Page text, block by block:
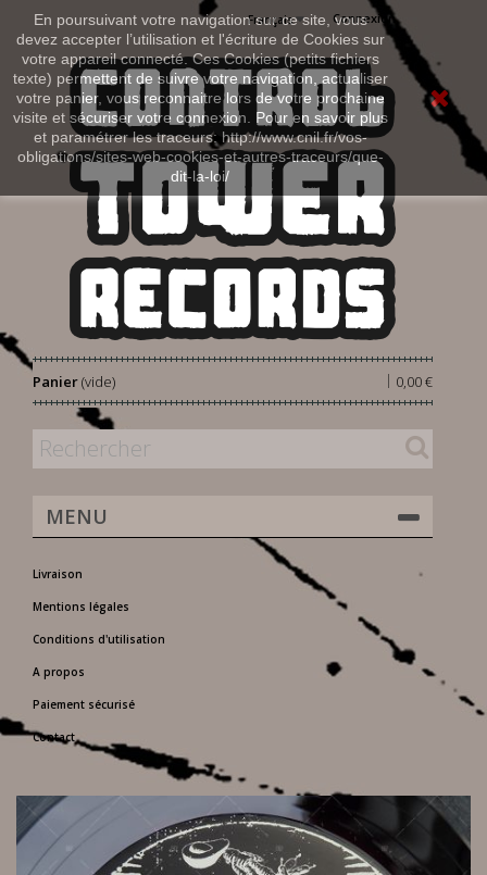
En poursuivant votre navigation sur ce site, vous
devez accepter l’utilisation et l'écriture de Cookies sur
votre appareil connecté. Ces Cookies (petits fichiers
texte) permettent de suivre votre navigation, actualiser
votre panier, vous reconnaitre lors de votre prochaine
visite et sécuriser votre connexion. Pour en savoir plus
et paramétrer les traceurs: http://www.cnil.fr/vos-
obligations/sites-web-cookies-et-autres-traceurs/que-
dit-la-loi/
Connexion
Français
Panier 0,00 €
|
(vide)
MENU
Livraison
Mentions légales
Conditions d'utilisation
A propos
Paiement sécurisé
Contact